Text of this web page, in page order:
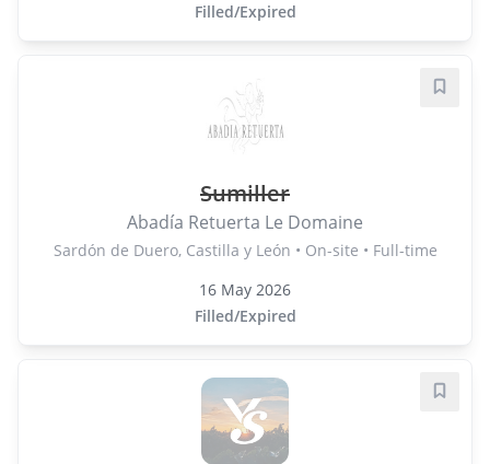
Filled/Expired
Sumiller
Abadía Retuerta Le Domaine
Sardón de Duero, Castilla y León • On-site • Full-time
16 May 2026
Filled/Expired
Save
Save